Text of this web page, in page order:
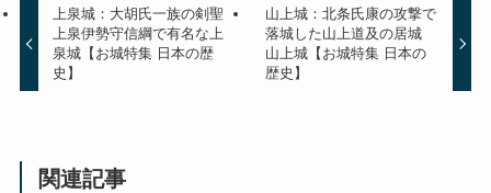
上泉城：大胡氏一族の剣聖
上泉伊勢守信綱で有名な上
泉城【お城特集 日本の歴
史】
山上城：北条氏康の攻撃で
落城した山上道及の居城
山上城【お城特集 日本の
歴史】
関連記事